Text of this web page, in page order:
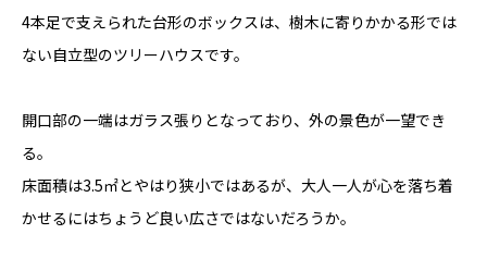
4本足で支えられた台形のボックスは、樹木に寄りかかる形では
ない自立型のツリーハウスです。
開口部の一端はガラス張りとなっており、外の景色が一望でき
る。
床面積は3.5㎡とやはり狭小ではあるが、大人一人が心を落ち着
かせるにはちょうど良い広さではないだろうか。